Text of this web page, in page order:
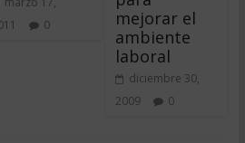
0
mejorar el
ambiente
laboral
diciembre 30,
2009
0